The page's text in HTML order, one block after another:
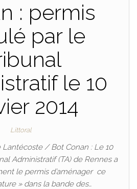
: permis
par le
le 10
2014
Littoral
Lantécoste / Bot Conan : Le 10
Administratif (TA) de Rennes a
le permis d’aménager ce
» dans la bande des…